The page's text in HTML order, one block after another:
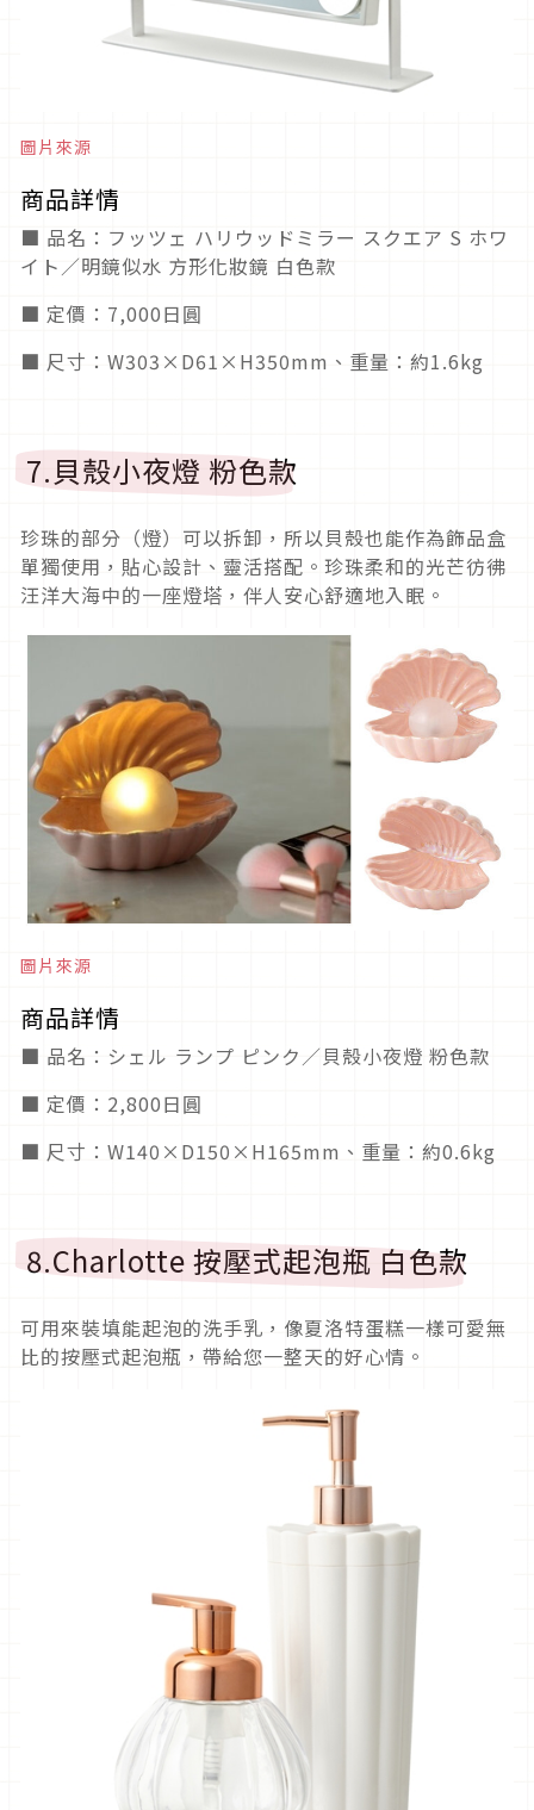
圖片來源
商品詳情
■ 品名：フッツェ ハリウッドミラー スクエア S ホワ
イト／明鏡似水 方形化妝鏡 白色款
■ 定價：7,000日圓
■ 尺寸：W303×D61×H350mm、重量：約1.6kg
7.貝殼小夜燈 粉色款
珍珠的部分（燈）可以拆卸，所以貝殼也能作為飾品盒
單獨使用，貼心設計、靈活搭配。珍珠柔和的光芒彷彿
汪洋大海中的一座燈塔，伴人安心舒適地入眠。
圖片來源
商品詳情
■ 品名：シェル ランプ ピンク／貝殼小夜燈 粉色款
■ 定價：2,800日圓
■ 尺寸：W140×D150×H165mm、重量：約0.6kg
8.Charlotte 按壓式起泡瓶 白色款
可用來裝填能起泡的洗手乳，像夏洛特蛋糕一樣可愛無
比的按壓式起泡瓶，帶給您一整天的好心情。